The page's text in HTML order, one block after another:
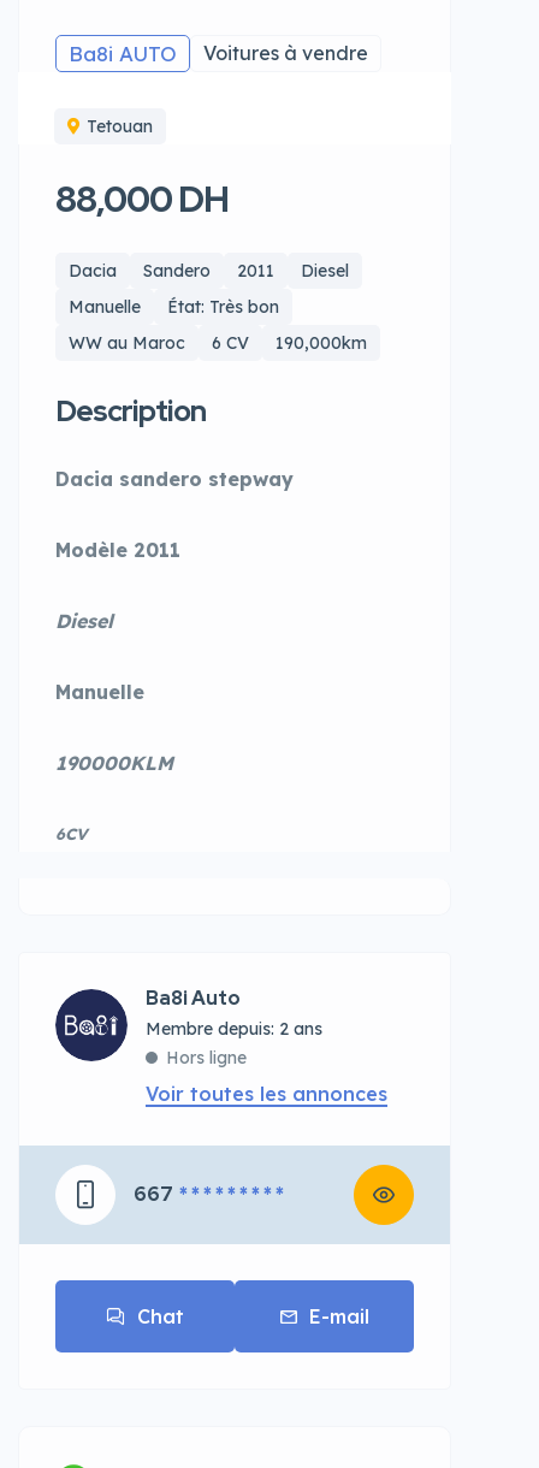
Ba8i AUTO Voitures à vendre
Tetouan
88,000 DH
Dacia Sandero 2011
Diesel
Manuelle
État: Très bon
WW au Maroc
6 CV 190,000km
Description
Dacia sandero stepway
Modèle 2011
Diesel
Manuelle
190000KLM
6CV
Ba8i Auto
Membre depuis: 2 ans
Hors ligne
Voir toutes les annonces
667 * * * * * * * * *
Chat E-mail